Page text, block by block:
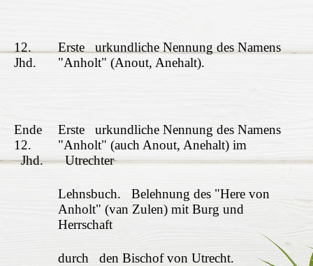
12.
Jhd.
Erste urkundliche Nennung des Namens
"Anholt" (Anout, Anehalt).
Ende
12.
Jhd.
Erste urkundliche Nennung des Namens
"Anholt" (auch Anout, Anehalt) im
Utrechter
Lehnsbuch. Belehnung des "Here von
Anholt" (van Zulen) mit Burg und
Herrschaft
durch den Bischof von Utrecht.